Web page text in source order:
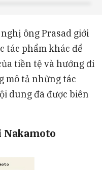
ông Prasad giới
tác phẩm khác để
tiền tệ và hướng đi
mô tả những tác
dung đã được biên
Nakamoto